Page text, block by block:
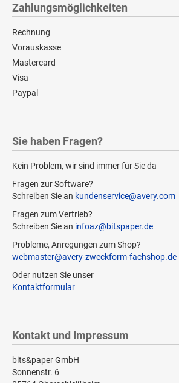
Zahlungsmöglichkeiten
Rechnung
Vorauskasse
Mastercard
Visa
Paypal
Sie haben Fragen?
Kein Problem, wir sind immer für Sie da
Fragen zur Software?
Schreiben Sie an kundenservice@avery.com
Fragen zum Vertrieb?
Schreiben Sie an infoaz@bitspaper.de
Probleme, Anregungen zum Shop?
webmaster@avery-zweckform-fachshop.de
Oder nutzen Sie unser
Kontaktformular
Kontakt und Impressum
bits&paper GmbH
Sonnenstr. 6